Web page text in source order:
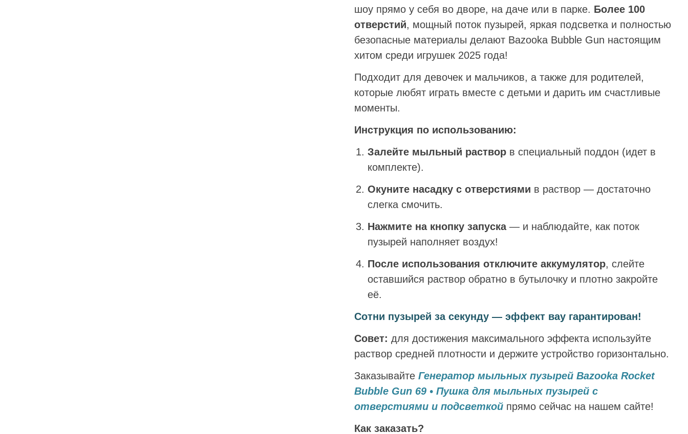
шоу прямо у себя во дворе, на даче или в парке. Более 100
отверстий, мощный поток пузырей, яркая подсветка и полностью
безопасные материалы делают Bazooka Bubble Gun настоящим
хитом среди игрушек 2025 года!
Подходит для девочек и мальчиков, а также для родителей,
которые любят играть вместе с детьми и дарить им счастливые
моменты.
Инструкция по использованию:
Залейте мыльный раствор в специальный поддон (идет в
комплекте).
Окуните насадку с отверстиями в раствор — достаточно
слегка смочить.
Нажмите на кнопку запуска— и наблюдайте, как поток
пузырей наполняет воздух!
После использования отключите аккумулятор, слейте
оставшийся раствор обратно в бутылочку и плотно закройте
её.
Сотни пузырей за секунду — эффект вау гарантирован!
Совет: для достижения максимального эффекта используйте
раствор средней плотности и держите устройство горизонтально.
Заказывайте Генератор мыльных пузырей Bazooka Rocket
Bubble Gun 69 • Пушка для мыльных пузырей с
отверстиями и подсветкой прямо сейчас на нашем сайте!
Как заказать?